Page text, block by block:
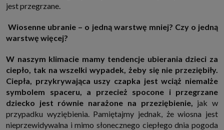
Twoje dane przetwarzane będą do czasu istnienia podstawy do ich
tę zgodę, w przypadku niezbędności danych do wykonania umowy, przez
czas jej wykonywania i ewentualnie okres przedawnienia roszczeń z niej
(zwykle nie więcej niż 3 lata, a maksymalnie 10 lat), a w przypadku, gdy
do czasu zgłoszenia przez Ciebie skutecznego sprzeciwu.
Przekazywanie danych
Administratorzy danych mogą powierzać Twoje dane podwykonawcom IT,
księgowym, agencjom marketingowym etc. Zrobią to jedynie na
podstawie umowy o powierzenie przetwarzania danych zobowiązującej
taki podmiot do odpowiedniego zabezpieczenia danych i niekorzystania z
nich do własnych celów.
Cookies
jest przegrzane.
Wiosenne ubranie – o jedną warstwę mniej? Czy o jedną
warstwę więcej?
W naszym klimacie mamy tendencje ubierania dzieci za
ciepło, tak na wszelki wypadek, żeby się nie przeziębiły.
Ciepła, przykrywająca uszy czapka jest wciąż niemalże
symbolem spaceru, a przecież spocone i przegrzane
dziecko jest równie narażone na przeziębienie,
jak w
przypadku wyziębienia. Pamiętajmy jednak, że wiosna jest
nieprzewidywalna i mimo słonecznego ciepłego dnia pogoda